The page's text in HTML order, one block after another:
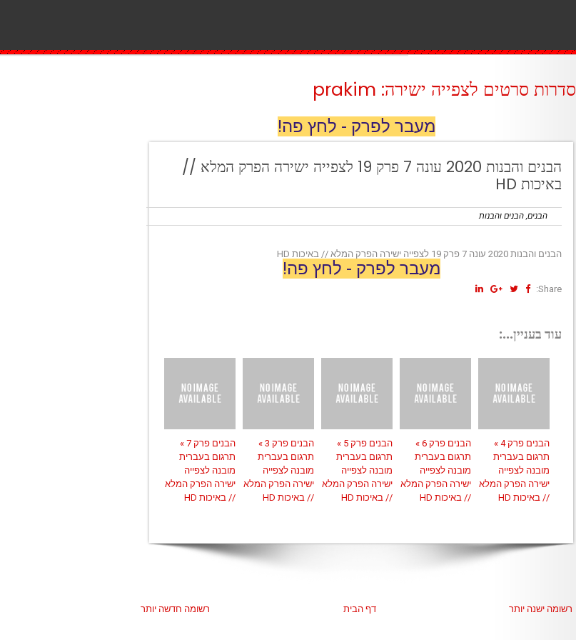
סדרות סרטים לצפייה ישירה: prakim
מעבר לפרק - לחץ פה!
הבנים והבנות 2020 עונה 7 פרק 19 לצפייה ישירה הפרק המלא //
באיכות HD
הבנים, הבנים והבנות
הבנים והבנות 2020 עונה 7 פרק 19 לצפייה ישירה הפרק המלא // באיכות HD
מעבר לפרק - לחץ פה!
Share:
עוד בעניין...:
הבנים פרק 7 »
תרגום בעברית
מובנה לצפייה
ישירה הפרק המלא
// באיכות HD
הבנים פרק 3 »
תרגום בעברית
מובנה לצפייה
ישירה הפרק המלא
// באיכות HD
הבנים פרק 5 »
תרגום בעברית
מובנה לצפייה
ישירה הפרק המלא
// באיכות HD
הבנים פרק 6 »
תרגום בעברית
מובנה לצפייה
ישירה הפרק המלא
// באיכות HD
הבנים פרק 4 »
תרגום בעברית
מובנה לצפייה
ישירה הפרק המלא
// באיכות HD
רשומה חדשה יותר רשומה ישנה יותר דף הבית